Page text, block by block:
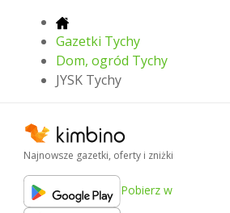
Gazetki Tychy
Dom, ogród Tychy
JYSK Tychy
Najnowsze gazetki, oferty i zniżki
Pobierz w